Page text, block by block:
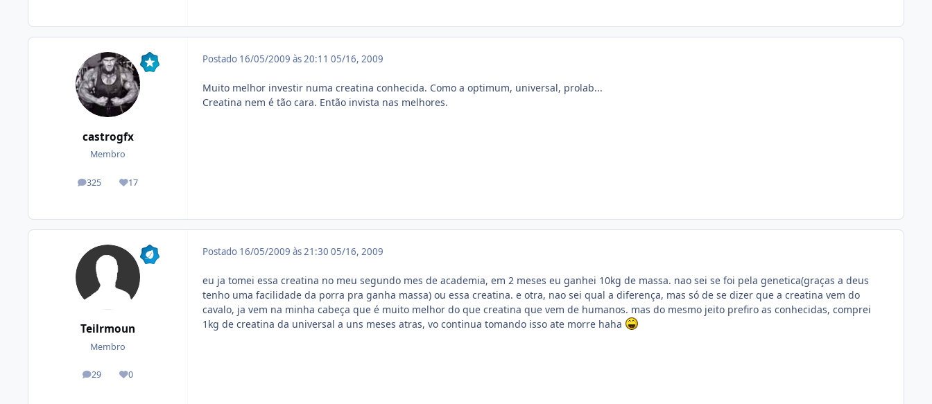
castrogfx
Membro
325
posts 17
Reputação
Postado 16/05/2009 às 20:11 05/16, 2009
Muito melhor investir numa creatina conhecida. Como a optimum, universal, prolab...
Creatina nem é tão cara. Então invista nas melhores.
Teilrmoun
Membro
29
posts 0
Reputação
Postado 16/05/2009 às 21:30 05/16, 2009
eu ja tomei essa creatina no meu segundo mes de academia, em 2 meses eu ganhei 10kg de massa. nao sei se foi pela genetica(graças a deus
tenho uma facilidade da porra pra ganha massa) ou essa creatina. e otra, nao sei qual a diferença, mas só de se dizer que a creatina vem do
cavalo, ja vem na minha cabeça que é muito melhor do que creatina que vem de humanos. mas do mesmo jeito prefiro as conhecidas, comprei
1kg de creatina da universal a uns meses atras, vo continua tomando isso ate morre haha